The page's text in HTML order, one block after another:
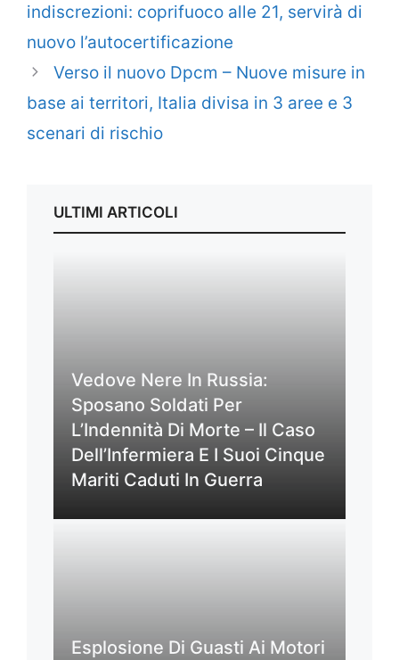
indiscrezioni: coprifuoco alle 21, servirà di
nuovo l’autocertificazione
Verso il nuovo Dpcm – Nuove misure in
base ai territori, Italia divisa in 3 aree e 3
scenari di rischio
ULTIMI ARTICOLI
Vedove Nere In Russia:
Sposano Soldati Per
L’Indennità Di Morte – Il Caso
Dell’Infermiera E I Suoi Cinque
Mariti Caduti In Guerra
Esplosione Di Guasti Ai Motori